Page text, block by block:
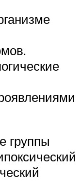
группы